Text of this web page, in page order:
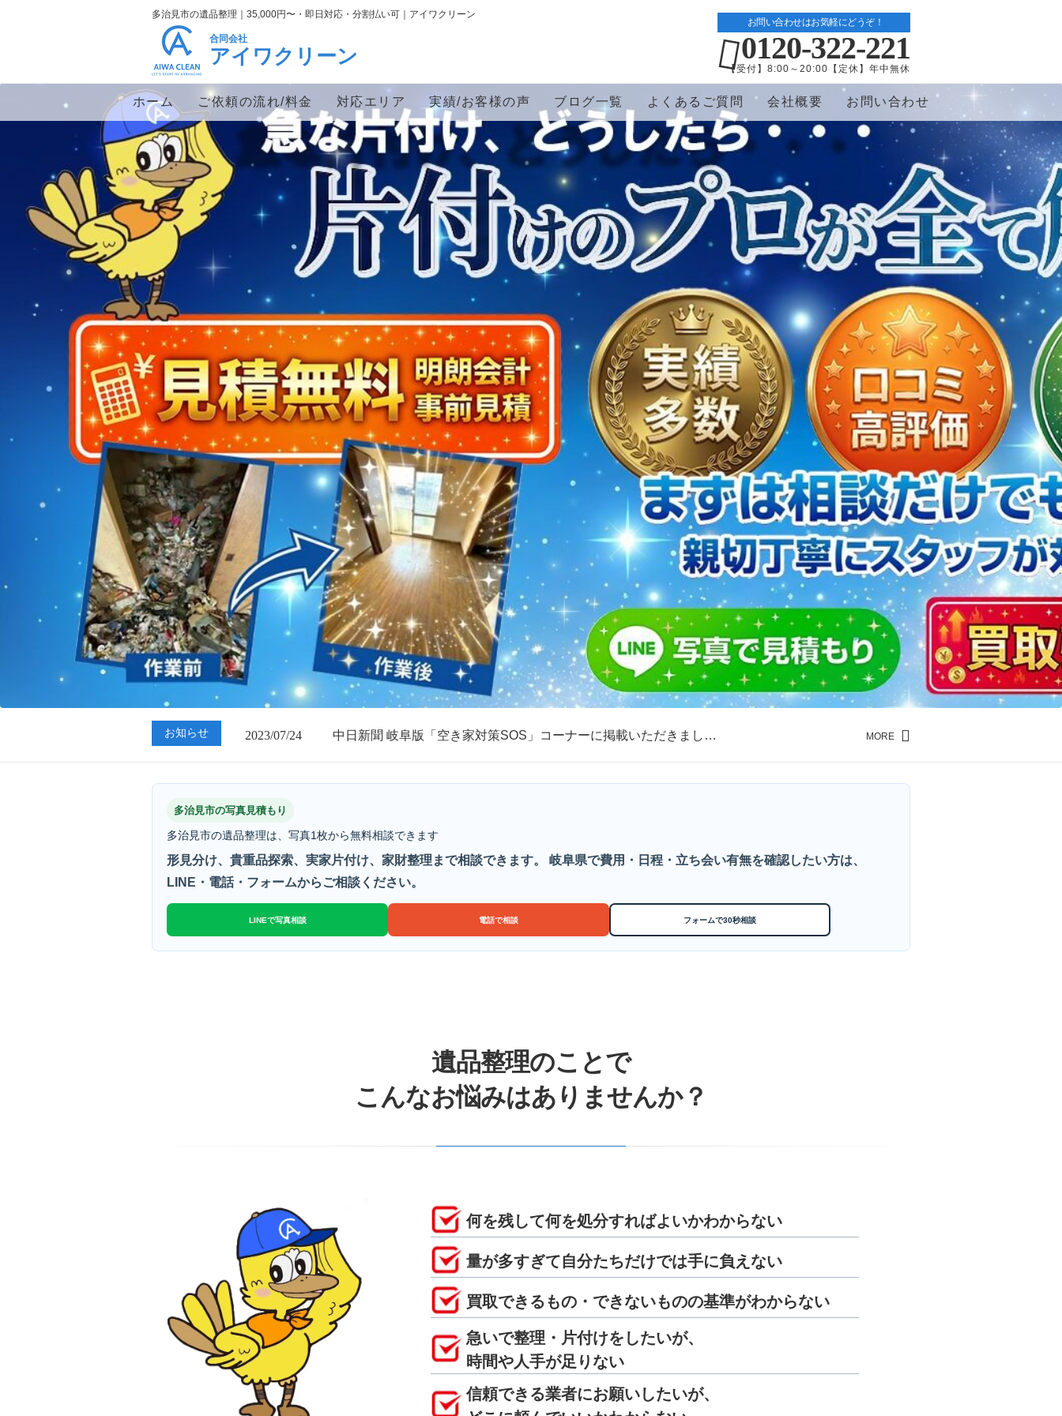
多治見市の遺品整理｜35,000円〜・即日対応・分割払い可｜アイワクリーン
合同会社
アイワクリーン
お問い合わせはお気軽にどうぞ！
0120-322-221
【受付】8:00～20:00【定休】年中無休
ホーム ご依頼の流れ/料金 対応エリア 実績/お客様の声 ブログ一覧 よくあるご質問 会社概要 お問い合わせ
お知らせ
2023/01/12
買取・片付けのアイワクリーン
2023/07/24
中日新聞 岐阜版「空き家対策SOS」コーナーに掲載いただきまし…
2023/01/12
買取・片付けのアイワクリーン
MORE
多治見市の写真見積もり
多治見市の遺品整理は、写真1枚から無料相談できます
形見分け、貴重品探索、実家片付け、家財整理まで相談できます。 岐阜県で費用・日程・立ち会い有無を確認したい方は、
LINE・電話・フォームからご相談ください。
LINEで写真相談 電話で相談 フォームで30秒相談
遺品整理のことで
こんなお悩みはありませんか？
何を残して何を処分すればよいかわからない
量が多すぎて自分たちだけでは手に負えない
買取できるもの・できないものの基準がわからない
急いで整理・片付けをしたいが、
時間や人手が足りない
信頼できる業者にお願いしたいが、